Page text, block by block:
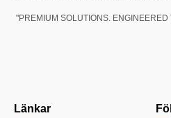
"PREMIUM SOLUTIONS. ENGINEERED
Länkar